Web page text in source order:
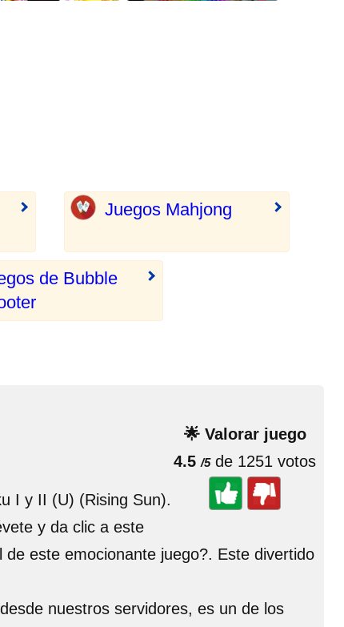
Juegos Mahjong
de Bubble
🌟 Valorar juego
4.5 /5de 1251 votos
I y II (U) (Rising Sun).
y da clic a este
este emocionante juego?. Este divertido
nuestros servidores, es un de los